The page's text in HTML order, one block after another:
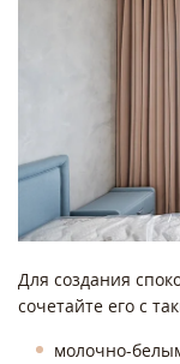
Для создания
сочетайте его с
молочно-